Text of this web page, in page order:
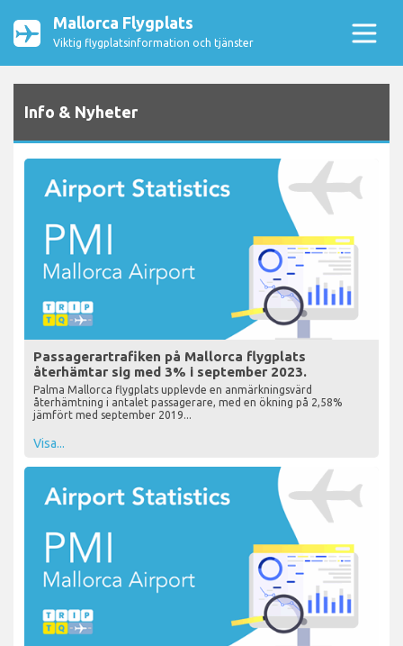
Mallorca Flygplats
Viktig flygplatsinformation och tjänster
Info & Nyheter
Passagerartrafiken på Mallorca flygplats
återhämtar sig med 3% i september 2023.
Palma Mallorca flygplats upplevde en anmärkningsvärd
återhämtning i antalet passagerare, med en ökning på 2,58%
jämfört med september 2019...
Visa...